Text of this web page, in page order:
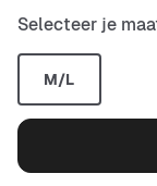
Selecteer je
M/L